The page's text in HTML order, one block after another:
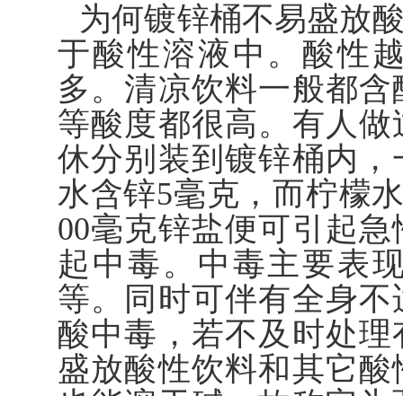
为何镀锌桶不易盛放
于酸性溶液中。酸性
多。清凉饮料一般都
等酸度都很高。有人
休分别装到镀锌桶内
水含锌5毫克，而柠檬
00毫克锌盐便可引起
起中毒。中毒主要表
等。同时可伴有全身
酸中毒，若不及时处
盛放酸性饮料和其它